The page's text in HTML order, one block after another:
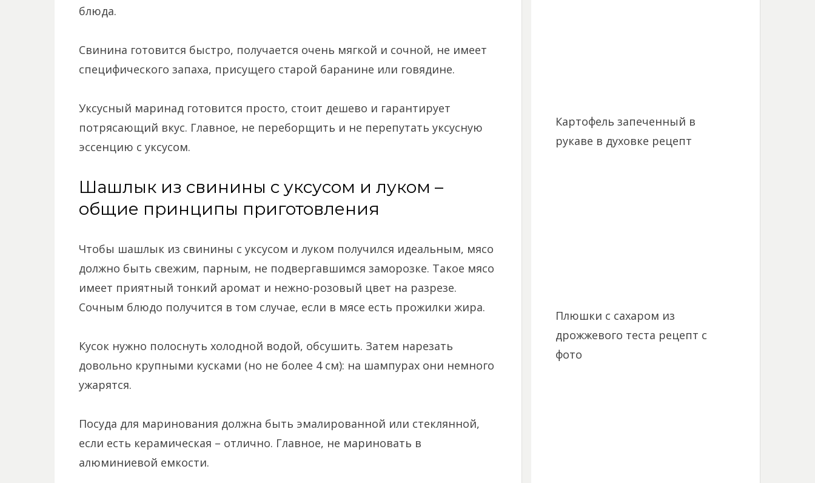
блюда.
Свинина готовится быстро, получается очень мягкой и сочной, не имеет
специфического запаха, присущего старой баранине или говядине.
Уксусный маринад готовится просто, стоит дешево и гарантирует
потрясающий вкус. Главное, не переборщить и не перепутать уксусную
эссенцию с уксусом.
Шашлык из свинины с уксусом и луком –
общие принципы приготовления
Чтобы шашлык из свинины с уксусом и луком получился идеальным, мясо
должно быть свежим, парным, не подвергавшимся заморозке. Такое мясо
имеет приятный тонкий аромат и нежно-розовый цвет на разрезе.
Сочным блюдо получится в том случае, если в мясе есть прожилки жира.
Кусок нужно полоснуть холодной водой, обсушить. Затем нарезать
довольно крупными кусками (но не более 4 см): на шампурах они немного
ужарятся.
Посуда для маринования должна быть эмалированной или стеклянной,
если есть керамическая – отлично. Главное, не мариновать в
алюминиевой емкости.
Картофель запеченный в
рукаве в духовке рецепт
Плюшки с сахаром из
дрожжевого теста рецепт с
фото